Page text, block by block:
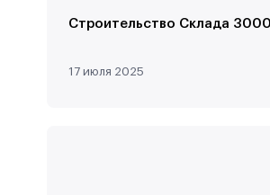
Строительство Склада
17 июля 2025